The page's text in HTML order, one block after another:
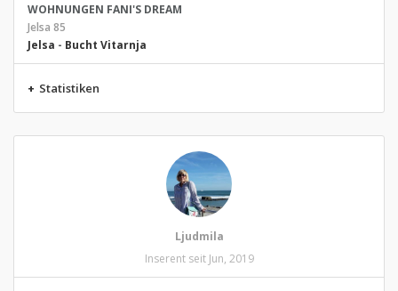
WOHNUNGEN FANI'S DREAM
Jelsa 85
Jelsa - Bucht Vitarnja
+ Statistiken
Ljudmila
Inserent seit Jun, 2019